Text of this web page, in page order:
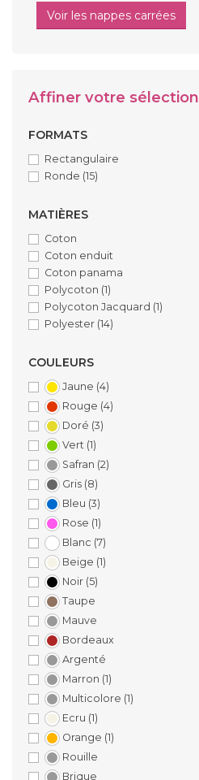
Voir les nappes carrées
Affiner votre sélection
FORMATS
Rectangulaire
Ronde (15)
MATIÈRES
Coton
Coton enduit
Coton panama
Polycoton (1)
Polycoton Jacquard (1)
Polyester (14)
COULEURS
Jaune (4)
Rouge (4)
Doré (3)
Vert (1)
Safran (2)
Gris (8)
Bleu (3)
Rose (1)
Blanc (7)
Beige (1)
Noir (5)
Taupe
Mauve
Bordeaux
Argenté
Marron (1)
Multicolore (1)
Ecru (1)
Orange (1)
Rouille
Brique